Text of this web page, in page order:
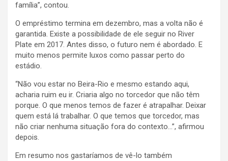
família”, contou.
O empréstimo termina em dezembro, mas a volta não é
garantida. Existe a possibilidade de ele seguir no River
Plate em 2017. Antes disso, o futuro nem é abordado. E
muito menos permite luxos como passar perto do
estádio.
“Não vou estar no Beira-Rio e mesmo estando aqui,
acharia ruim eu ir. Criaria algo no torcedor que não têm
porque. O que menos temos de fazer é atrapalhar. Deixar
quem está lá trabalhar. O que temos que torcedor, mas
não criar nenhuma situação fora do contexto…”, afirmou
depois.
Em resumo nos gastaríamos de vê-lo também